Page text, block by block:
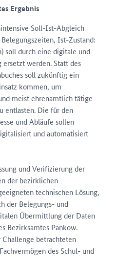
Ergebnis
Soll-Ist-Abgleich
Ist-Zustand:
soll durch eine digitale und
werden. Statt des
soll zukünftig ein
kommen, um
meist ehrenamtlich tätige
entlasten. Die für den
und Abläufe sollen
und automatisiert
und Verifizierung der
der bezirklichen
technischen Lösung,
der Belegungs- und
Übermittlung der Daten
Bezirksamtes Pankow.
betrachteten
des Schul- und